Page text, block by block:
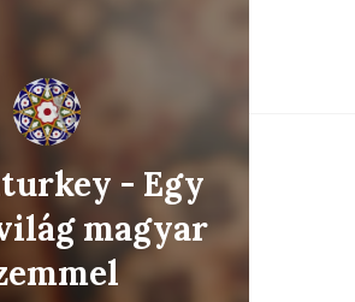
- Egy
magyar